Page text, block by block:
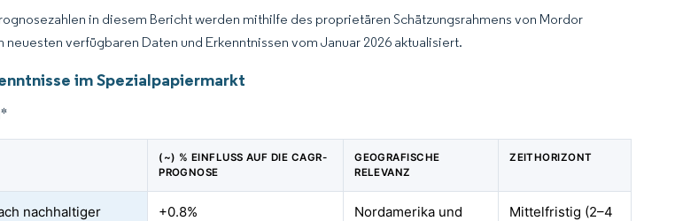
in diesem Bericht werden mithilfe des proprietären Schätzungsrahmens von Mordor
verfügbaren Daten und Erkenntnissen vom Januar 2026 aktualisiert.
im Spezialpapiermarkt
*
(~) % EINFLUSS AUF DIE CAGR-
PROGNOSE
GEOGRAFISCHE
RELEVANZ
ZEITHORIZONT
nachhaltiger
+0.8%
Nordamerika und
Mittelfristig (2–4